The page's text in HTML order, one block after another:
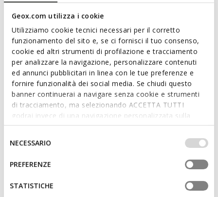
Geox.com utilizza i cookie
Utilizziamo cookie tecnici necessari per il corretto
funzionamento del sito e, se ci fornisci il tuo consenso,
cookie ed altri strumenti di profilazione e tracciamento
per analizzare la navigazione, personalizzare contenuti
ed annunci pubblicitari in linea con le tue preferenze e
fornire funzionalità dei social media. Se chiudi questo
banner continuerai a navigare senza cookie e strumenti
di tracciamento, ma selezionando ACCETTA TUTTI
godrai invece di una navigazione personalizzata sulla
base dei tuoi gusti ed interessi. Selezionando
IMPOSTAZIONI potrai anche scegliere quali cookies ed
altri strumenti di tracciamento autorizzare. Per maggiori
informazioni o per modificare in qualsiasi momento le
tue impostazioni, visita la nostra
consenso
NECESSARIO
PREFERENZE
STATISTICHE
FAST IN SYSTEM
SPHERICA PLUS HERR
Slip in-Sneakers
15 FARBEN
Price reduced from
CHF125,00
to
Listenpreis
CHF93,75
FAST IN SYSTEM
NEBULA 2.0 PLUS HERR
Slip in-Sneakers
7 FARBEN
Price reduced from
to
Listenpreis
-36%
CHF104,00